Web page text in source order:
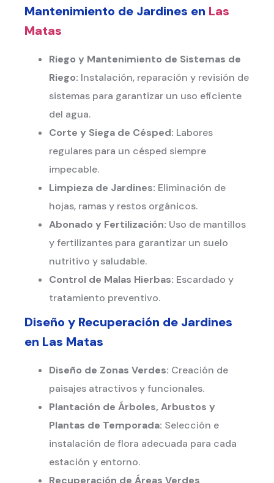
Mantenimiento de Jardines en Las
Matas
Riego y Mantenimiento de Sistemas de
Riego: Instalación, reparación y revisión de
sistemas para garantizar un uso eficiente
del agua.
Corte y Siega de Césped: Labores
regulares para un césped siempre
impecable.
Limpieza de Jardines: Eliminación de
hojas, ramas y restos orgánicos.
Abonado y Fertilización: Uso de mantillos
y fertilizantes para garantizar un suelo
nutritivo y saludable.
Control de Malas Hierbas: Escardado y
tratamiento preventivo.
Diseño y Recuperación de Jardines
en Las Matas
Diseño de Zonas Verdes: Creación de
paisajes atractivos y funcionales.
Plantación de Árboles, Arbustos y
Plantas de Temporada: Selección e
instalación de flora adecuada para cada
estación y entorno.
Recuperación de Áreas Verdes